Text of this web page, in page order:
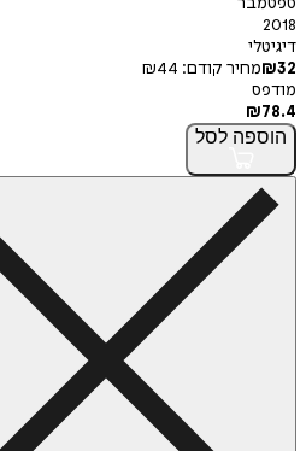
2018
דיגיטלי
₪32 מחיר קודם: ₪44
מודפס
₪78.4
הוספה לסל